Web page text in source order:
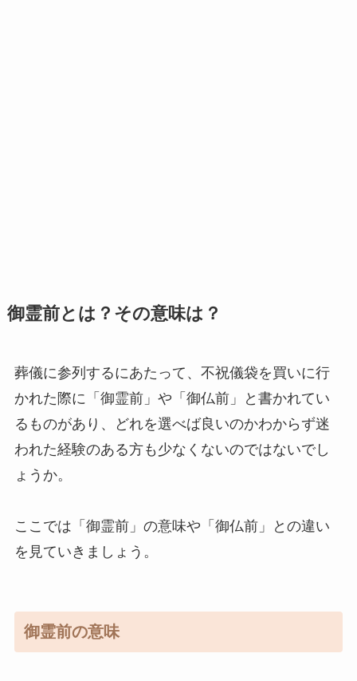
御霊前とは？その意味は？
葬儀に参列するにあたって、不祝儀袋を買いに行
かれた際に「御霊前」や「御仏前」と書かれてい
るものがあり、どれを選べば良いのかわからず迷
われた経験のある方も少なくないのではないでし
ょうか。
ここでは「御霊前」の意味や「御仏前」との違い
を見ていきましょう。
御霊前の意味